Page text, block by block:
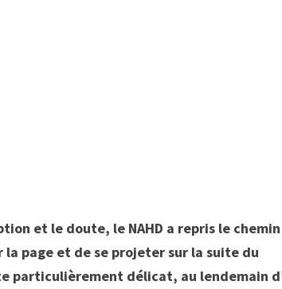
et le doute, le NAHD a repris le
page et de se projeter sur la suite du
particulièrement délicat, au lendemain